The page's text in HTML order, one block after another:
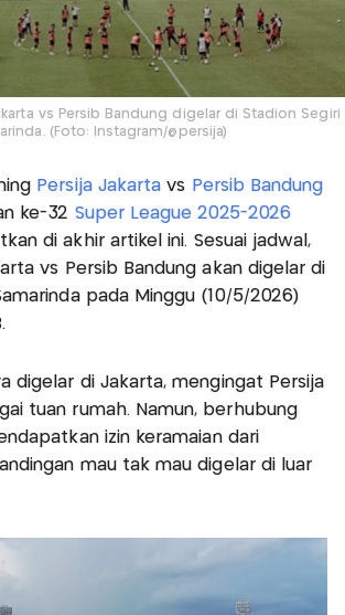
vs Persib Bandung digelar di Stadion Segiri
(Foto: Instagram/@persija)
Persija Jakartavs Persib Bandung
ke-32 Super League 2025-2026
di akhir artikel ini. Sesuai jadwal,
vs Persib Bandung akan digelar di
pada Minggu (10/5/2026)
digelar di Jakarta, mengingat Persija
tuan rumah. Namun, berhubung
izin keramaian dari
mau tak mau digelar di luar